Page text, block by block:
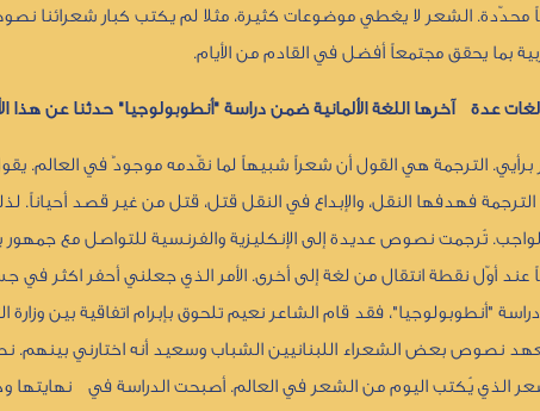
محدّدة. الشعر لا يغطي موضوعات كثيرة، مثلا لم يكتب كبار شعرائنا
بما يحقق مجتمعاً أفضل في القادم من الأيام.
عدة آخرها اللغة الألمانية ضمن دراسة "أنطوبولوجيا" حدثنا عن
الترجمة هي القول أن شعراً شبيهاً لما نقّدمه موجودٌ في العالم.
أمّا الترجمة فهدفها النقل، والإبداع في النقل قتل، قتل من غير قصد
تُرجمت نصوص عديدة إلى الإنكليزية والفرنسية للتواصل مع جمهور
عند أوّل نقطة انتقال من لغة إلى أخرى. الأمر الذي جعلني أحفر اكثر
"أنطوبولوجيا"، فقد قام الشاعر نعيم تلحوق بإبرام اتفاقية بين وزارة
نصوص بعض الشعراء اللبنانيين الشباب وسعيد أنه اختارني
الذي يُكتب اليوم من الشعر في العالم. أصبحت الدراسة في نهايتها